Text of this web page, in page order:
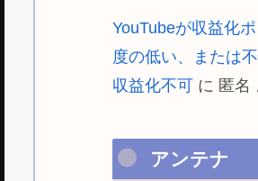
YouTubeが収益化
度の低い、または
収益化不可 に 匿名
アンテナ